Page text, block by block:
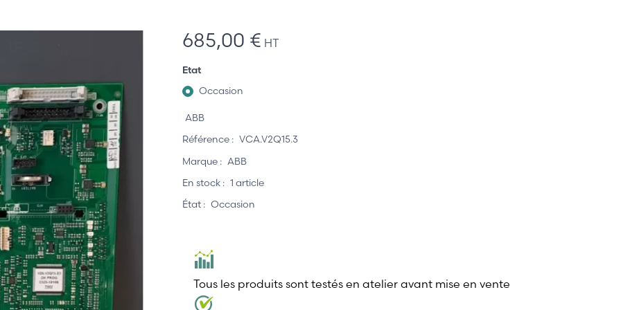
685,00 € HT
Etat
Occasion
ABB
Référence : VCA.V2Q15.3
Marque : ABB
En stock : 1 article
État : Occasion
Tous les produits sont testés en atelier avant mise en vente